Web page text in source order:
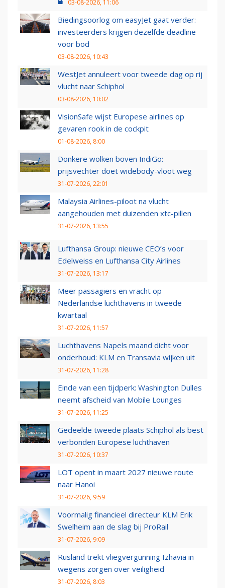
03-08-2026, 11:06
Biedingsoorlog om easyJet gaat verder:
investeerders krijgen dezelfde deadline
voor bod
03-08-2026, 10:43
WestJet annuleert voor tweede dag op rij
vlucht naar Schiphol
03-08-2026, 10:02
VisionSafe wijst Europese airlines op
gevaren rook in de cockpit
01-08-2026, 8:00
Donkere wolken boven IndiGo:
prijsvechter doet widebody-vloot weg
31-07-2026, 22:01
Malaysia Airlines-piloot na vlucht
aangehouden met duizenden xtc-pillen
31-07-2026, 13:55
Lufthansa Group: nieuwe CEO’s voor
Edelweiss en Lufthansa City Airlines
31-07-2026, 13:17
Meer passagiers en vracht op
Nederlandse luchthavens in tweede
kwartaal
31-07-2026, 11:57
Luchthavens Napels maand dicht voor
onderhoud: KLM en Transavia wijken uit
31-07-2026, 11:28
Einde van een tijdperk: Washington Dulles
neemt afscheid van Mobile Lounges
31-07-2026, 11:25
Gedeelde tweede plaats Schiphol als best
verbonden Europese luchthaven
31-07-2026, 10:37
LOT opent in maart 2027 nieuwe route
naar Hanoi
31-07-2026, 9:59
Voormalig financieel directeur KLM Erik
Swelheim aan de slag bij ProRail
31-07-2026, 9:09
Rusland trekt vliegvergunning Izhavia in
wegens zorgen over veiligheid
31-07-2026, 8:03